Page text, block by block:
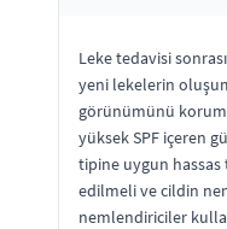
Leke tedavisi
yeni lekelerin
görünümünü
yüksek SPF içeren
tipine uygun
edilmeli ve cildin
nemlendiriciler